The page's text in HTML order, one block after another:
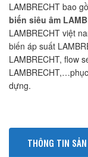
LAMBRECHT bao
biến siêu âm
LAMBRECHT việt
biến áp suất
LAMBRECHT, flow
dựng.
THÔNG TIN